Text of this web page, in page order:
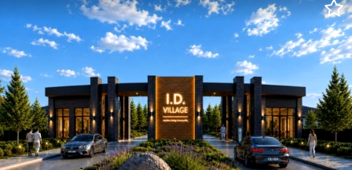
інфраструктура: поруч школа,дитячий садочок, та футбольна
школа, супермаркет Фора, Нова Почта Телефонуємо та
домовляємося на перегляд